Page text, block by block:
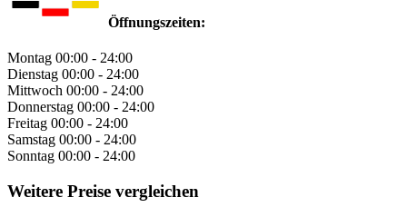
Öffnungszeiten:
Montag 00:00 - 24:00
Dienstag 00:00 - 24:00
Mittwoch 00:00 - 24:00
Donnerstag 00:00 - 24:00
Freitag 00:00 - 24:00
Samstag 00:00 - 24:00
Sonntag 00:00 - 24:00
Weitere Preise vergleichen